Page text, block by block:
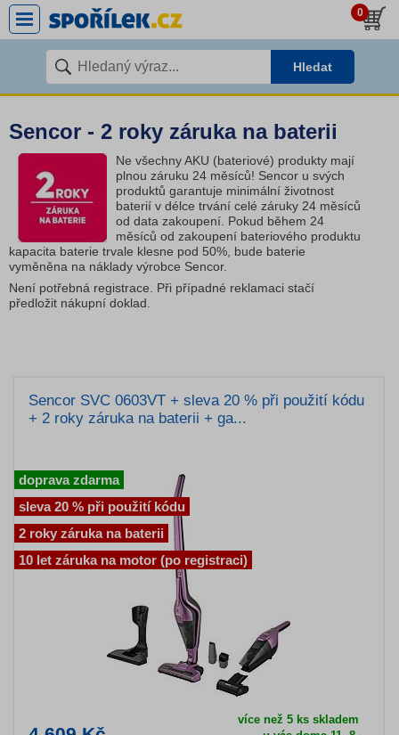
0
Hledat
Sencor - 2 roky záruka na baterii
Ne všechny AKU (bateriové) produkty mají
plnou záruku 24 měsíců! Sencor u svých
produktů garantuje minimální životnost
baterií v délce trvání celé záruky 24 měsíců
od data zakoupení. Pokud během 24
měsíců od zakoupení bateriového produktu
kapacita baterie trvale klesne pod 50%, bude baterie
vyměněna na náklady výrobce Sencor.
Není potřebná registrace. Při případné reklamaci stačí
předložit nákupní doklad.
Sencor SVC 0603VT + sleva 20 % při použití kódu
+ 2 roky záruka na baterii + ga...
více než 5 ks skladem
doprava zdarma
sleva 20 % při použití kódu
2 roky záruka na baterii
10 let záruka na motor (po registraci)